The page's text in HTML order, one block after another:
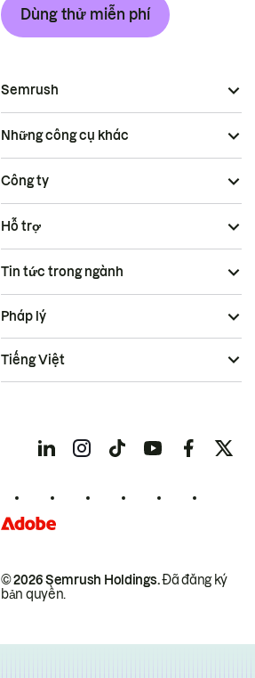
Dùng thử miễn phí
Semrush
Những công cụ khác
Công ty
Hỗ trợ
Tin tức trong ngành
© 2026 Semrush Holdings.Đã đăng ký
bản quyền.
Pháp lý
Tiếng Việt